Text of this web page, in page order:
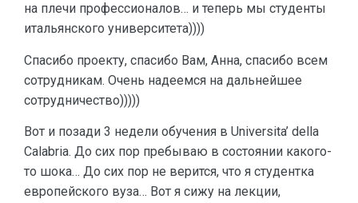
на плечи профессионалов… и теперь мы студенты
итальянского университета))))
Спасибо проекту, спасибо Вам, Анна, спасибо всем
сотрудникам. Очень надеемся на дальнейшее
сотрудничество)))))
Вот и позади 3 недели обучения в Universita’ della
Calabria. До сих пор пребываю в состоянии какого-
то шока… До сих пор не верится, что я студентка
европейского вуза… Вот я сижу на лекции,